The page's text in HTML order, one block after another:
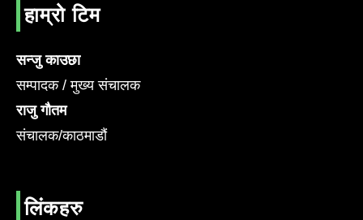
हाम्रो टिम
सन्जु काउछा
सम्पादक / मुख्य संचालक
राजु गौतम
संचालक/काठमाडौं
लिंकहरु